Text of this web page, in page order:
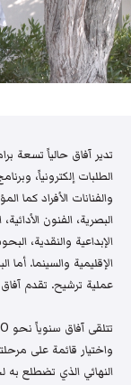
تدير آفاق حالياً تسعة
الطلبات إلكترونياً،
والفنانات الأفراد كما
البصرية، الفنون
الإبداعية والنقدية،
الإقليمية والسينما. أما
عملية ترشيح. تقدم
واختيار قائمة على
النهائي الذي تضطلع به